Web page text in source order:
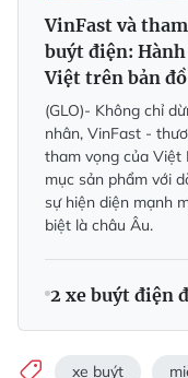
VinFast và
buýt điện:
Việt trên bản
(GLO)- Không chỉ
nhân, VinFast -
tham vọng của Việt
mục sản phẩm với
sự hiện diện mạnh
biệt là châu Âu.
2 xe buýt điện
xe buýt